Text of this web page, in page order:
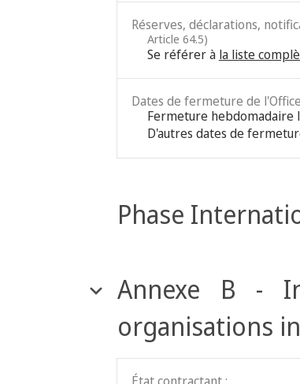
Réserves, déclarations,
Article 64.5)
Se référer à la liste
Dates de fermeture de l'Office
Fermeture hebdomadaire
D'autres dates de
Phase
Annexe B -
organisations